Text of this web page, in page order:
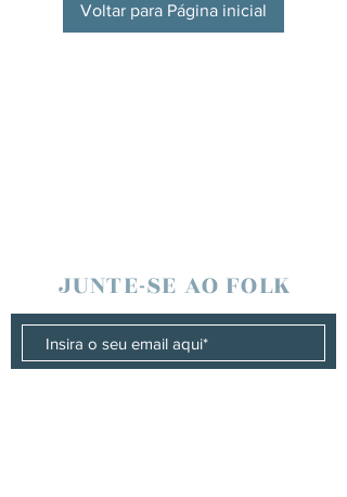
Voltar para Página inicial
JUNTE-SE AO FOLK